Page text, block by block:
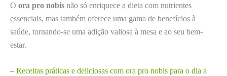
O ora pro nobis não só enriquece a dieta com nutrientes
essenciais, mas também oferece uma gama de benefícios à
saúde, tornando-se uma adição valiosa à mesa e ao seu bem-
estar.
– Receitas práticas e deliciosas com ora pro nobis para o dia a